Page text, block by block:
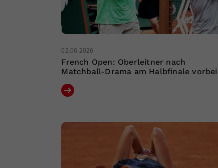
02.06.2026
French Open: Oberleitner nach
Matchball-Drama am Halbfinale vorbei